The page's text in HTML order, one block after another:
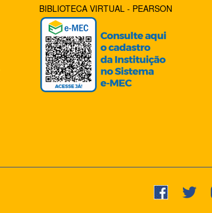
BIBLIOTECA VIRTUAL - PEARSON